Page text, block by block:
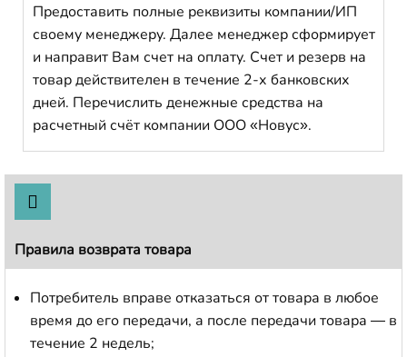
Предоставить полные реквизиты компании/ИП
своему менеджеру. Далее менеджер сформирует
и направит Вам счет на оплату. Счет и резерв на
товар действителен в течение 2-х банковских
дней. Перечислить денежные средства на
расчетный счёт компании ООО «Новус».
Правила возврата товара
Потребитель вправе отказаться от товара в любое
время до его передачи, а после передачи товара — в
течение 2 недель;